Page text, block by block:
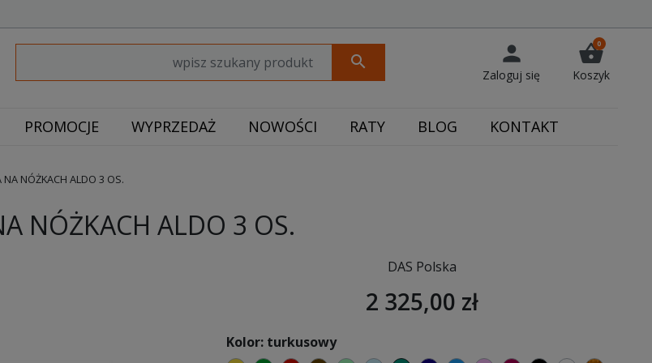
search person
Zaloguj się
shopping_basket
0
Koszyk
PROMOCJE WYPRZEDAŻ NOWOŚCI RATY BLOG KONTAKT
NÓŻKACH ALDO 3 OS.
NÓŻKACH ALDO 3 OS.
DAS Polska
2 325,00 zł
Kolor: turkusowy